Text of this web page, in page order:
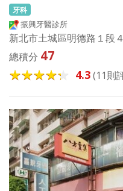
牙科
振興牙醫診所
新北市土城區明德路１段
總積分 47
4.3(11則